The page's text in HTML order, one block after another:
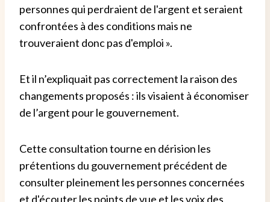
personnes qui perdraient de l'argent et seraient
confrontées à des conditions mais ne
trouveraient donc pas d'emploi ».
Et il n’expliquait pas correctement la raison des
changements proposés : ils visaient à économiser
de l’argent pour le gouvernement.
Cette consultation tourne en dérision les
prétentions du gouvernement précédent de
consulter pleinement les personnes concernées
et d'écouter les points de vue et les voix des